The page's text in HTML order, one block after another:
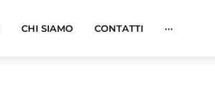
CHI SIAMO CONTATTI ···